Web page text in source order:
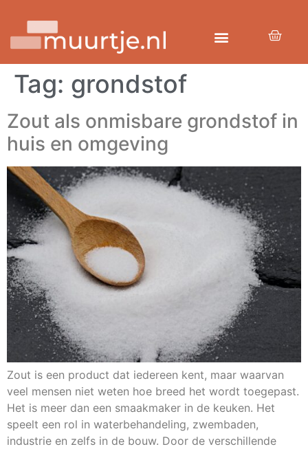
Tag: grondstof
Zout als onmisbare grondstof in
huis en omgeving
Zout is een product dat iedereen kent, maar waarvan
veel mensen niet weten hoe breed het wordt toegepast.
Het is meer dan een smaakmaker in de keuken. Het
speelt een rol in waterbehandeling, zwembaden,
industrie en zelfs in de bouw. Door de verschillende